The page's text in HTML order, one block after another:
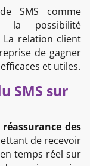
SMS comme
possibilité
La relation client
de gagner
et utiles.
SMS sur
réassurance des
de recevoir
temps réel sur